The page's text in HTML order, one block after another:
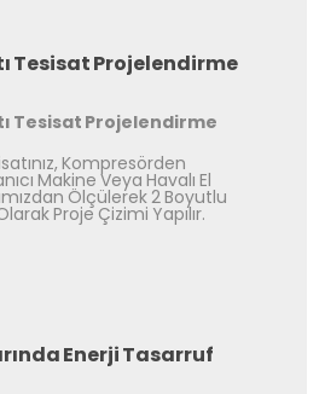
Tesisat Projelendirme
Tesisat Projelendirme
Kompresörden
Makine Veya Havalı El
Ölçülerek 2 Boyutlu
Proje Çizimi Yapılır.
Enerji Tasarruf